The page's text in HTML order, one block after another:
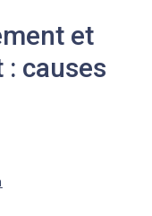
et
: causes